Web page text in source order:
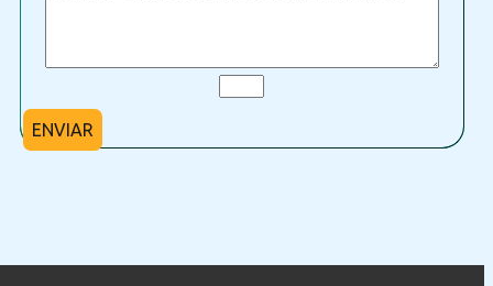
ENVIAR